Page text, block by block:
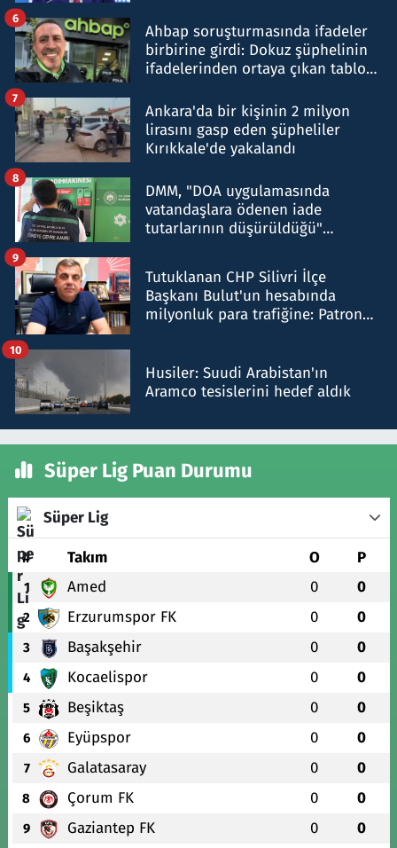
Ahbap soruşturmasında ifadeler
birbirine girdi: Dokuz şüphelinin
ifadelerinden ortaya çıkan tablo
6
Ankara'da bir kişinin 2 milyon
lirasını gasp eden şüpheliler
Kırıkkale'de yakalandı
7
DMM, "DOA uygulamasında
vatandaşlara ödenen iade
tutarlarının düşürüldüğü"
8
Tutuklanan CHP Silivri İlçe
Başkanı Bulut'un hesabında
milyonluk para trafiğine: Patron
9
Husiler: Suudi Arabistan'ın
Aramco tesislerini hedef aldık
10
Süper Lig Puan Durumu
Süper Lig
# Takım O P
1 Amed 0 0
2 Erzurumspor FK 0 0
3 Başakşehir 0 0
4 Kocaelispor 0 0
5 Beşiktaş 0 0
6 Eyüpspor 0 0
7 Galatasaray 0 0
8 Çorum FK 0 0
9 Gaziantep FK 0 0